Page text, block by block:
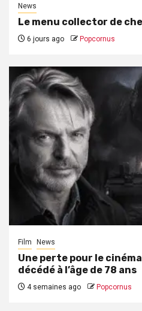
News
Le menu collector de
6 jours ago Popcornus
Film News
Une perte pour le
décédé à l’âge de 78 ans
4 semaines ago Popcornus